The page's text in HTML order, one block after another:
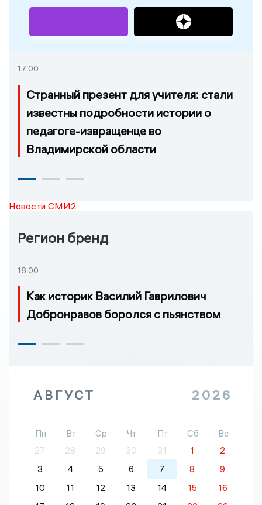
17:00
Странный презент для учителя: стали
известны подробности истории о
педагоге-извращенце во
Владимирской области
Новости СМИ2
Регион бренд
18:00
Как историк Василий Гаврилович
Добронравов боролся с пьянством
АВГУСТ 2026
Пн Вт Ср Чт Пт Сб
Вс
27
28 29 30 31 1
2
3
4 5 6 7 8
9
10
11 12 13 14 15
16